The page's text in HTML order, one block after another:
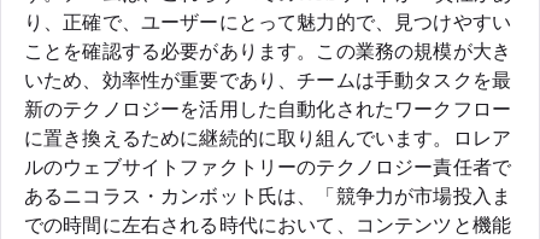
り、正確で、ユーザーにとって魅力的で、見つけやすい
ことを確認する必要があります。この業務の規模が大き
いため、効率性が重要であり、チームは手動タスクを最
新のテクノロジーを活用した自動化されたワークフロー
に置き換えるために継続的に取り組んでいます。ロレア
ルのウェブサイトファクトリーのテクノロジー責任者で
あるニコラス・カンボット氏は、「競争力が市場投入ま
での時間に左右される時代において、コンテンツと機能